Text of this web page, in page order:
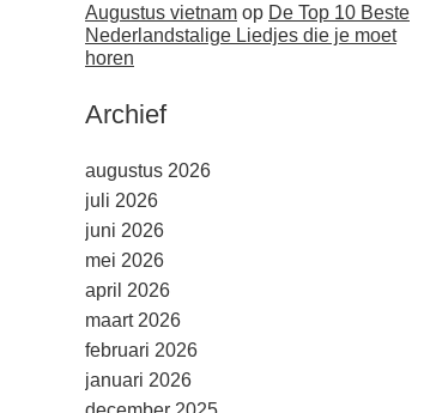
Augustus vietnam op De Top 10 Beste
Nederlandstalige Liedjes die je moet
horen
Archief
augustus 2026
juli 2026
juni 2026
mei 2026
april 2026
maart 2026
februari 2026
januari 2026